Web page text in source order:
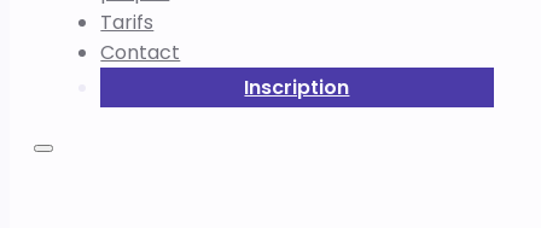
Tarifs
Contact
Inscription